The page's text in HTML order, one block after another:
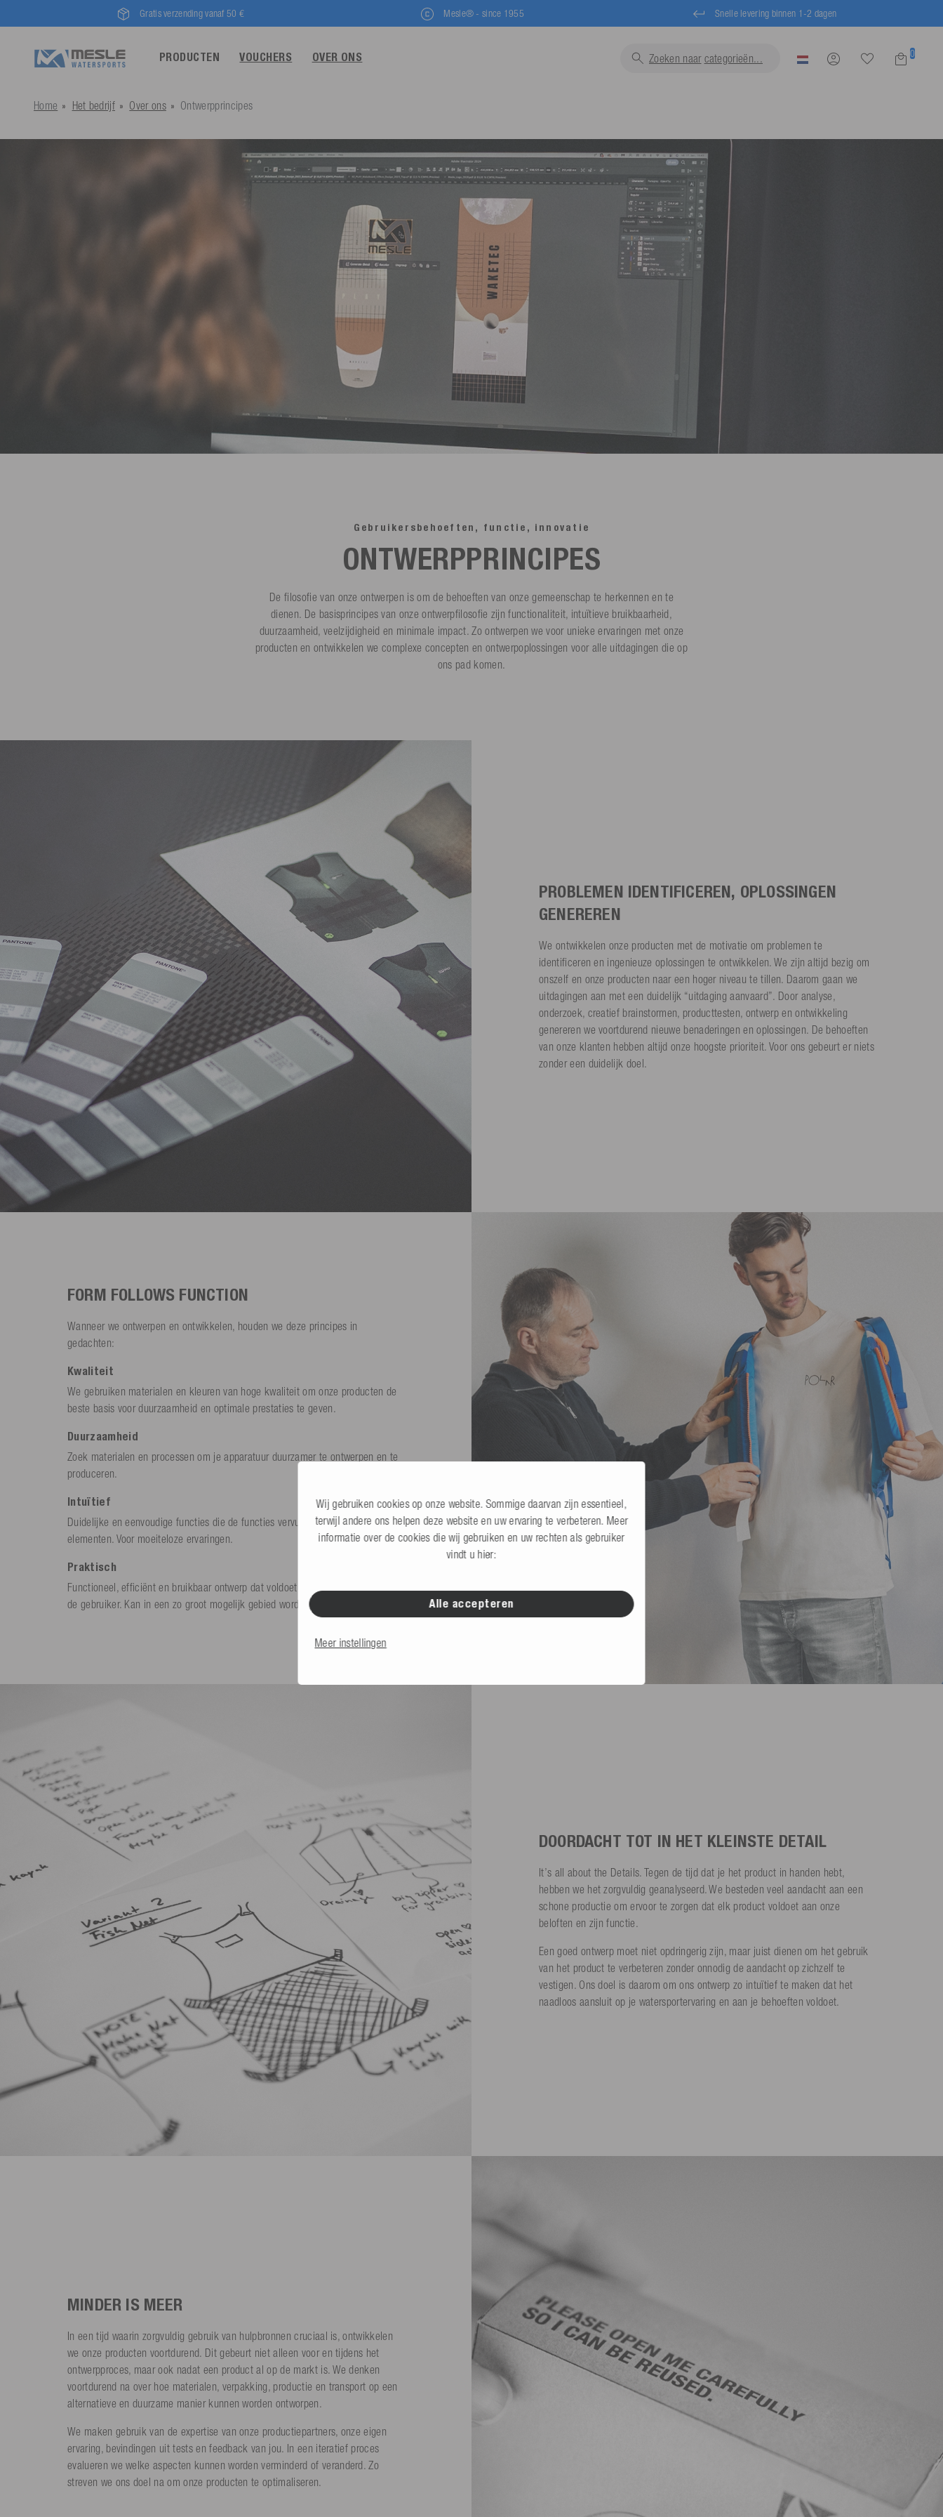
Gratis verzending vanaf 50 € Mesle® - since 1955 Snelle levering binnen 1-2 dagen
PRODUCTEN VOUCHERS OVER ONS Zoeken naar zwemvesten.. 0
Home Het bedrijf Over ons Ontwerpprincipes
Gebruikersbehoeften, functie, innovatie
ONTWERPPRINCIPES
De filosofie van onze ontwerpen is om de behoeften van onze gemeenschap te herkennen en te
dienen. De basisprincipes van onze ontwerpfilosofie zijn functionaliteit, intuïtieve bruikbaarheid,
duurzaamheid, veelzijdigheid en minimale impact. Zo ontwerpen we voor unieke ervaringen met onze
producten en ontwikkelen we complexe concepten en ontwerpoplossingen voor alle uitdagingen die op
ons pad komen.
PROBLEMEN IDENTIFICEREN, OPLOSSINGEN
GENEREREN
We ontwikkelen onze producten met de motivatie om problemen te
identificeren en ingenieuze oplossingen te ontwikkelen. We zijn altijd bezig om
onszelf en onze producten naar een hoger niveau te tillen. Daarom gaan we
uitdagingen aan met een duidelijk “uitdaging aanvaard”. Door analyse,
onderzoek, creatief brainstormen, producttesten, ontwerp en ontwikkeling
genereren we voortdurend nieuwe benaderingen en oplossingen. De behoeften
van onze klanten hebben altijd onze hoogste prioriteit. Voor ons gebeurt er niets
zonder een duidelijk doel.
FORM FOLLOWS FUNCTION
Wanneer we ontwerpen en ontwikkelen, houden we deze principes in
gedachten:
Kwaliteit
We gebruiken materialen en kleuren van hoge kwaliteit om onze producten de
beste basis voor duurzaamheid en optimale prestaties te geven.
Duurzaamheid
Zoek materialen en processen om je apparatuur duurzamer te ontwerpen en te
produceren.
Intuïtief
Duidelijke en eenvoudige functies die de functies vervullen zonder overbodige
elementen. Voor moeiteloze ervaringen.
Praktisch
Functioneel, efficiënt en bruikbaar ontwerp dat voldoet aan de behoeften van
de gebruiker. Kan in een zo groot mogelijk gebied worden gebruikt.
DOORDACHT TOT IN HET KLEINSTE DETAIL
It’s all about the Details. Tegen de tijd dat je het product in handen hebt,
hebben we het zorgvuldig geanalyseerd. We besteden veel aandacht aan een
schone productie om ervoor te zorgen dat elk product voldoet aan onze
beloften en zijn functie.
Een goed ontwerp moet niet opdringerig zijn, maar juist dienen om het gebruik
van het product te verbeteren zonder onnodig de aandacht op zichzelf te
vestigen. Ons doel is daarom om ons ontwerp zo intuïtief te maken dat het
naadloos aansluit op je watersportervaring en aan je behoeften voldoet.
MINDER IS MEER
In een tijd waarin zorgvuldig gebruik van hulpbronnen cruciaal is, ontwikkelen
we onze producten voortdurend. Dit gebeurt niet alleen voor en tijdens het
ontwerpproces, maar ook nadat een product al op de markt is. We denken
voortdurend na over hoe materialen, verpakking, productie en transport op een
alternatieve en duurzame manier kunnen worden ontworpen.
We maken gebruik van de expertise van onze productiepartners, onze eigen
ervaring, bevindingen uit tests en feedback van jou. In een iteratief proces
evalueren we welke aspecten kunnen worden verminderd of veranderd. Zo
streven we ons doel na om onze producten te optimaliseren.
Wij gebruiken cookies op onze website. Sommige daarvan zijn essentieel,
terwijl andere ons helpen deze website en uw ervaring te verbeteren. Meer
informatie over de cookies die wij gebruiken en uw rechten als gebruiker
vindt u hier:
Alle accepteren
Meer instellingen